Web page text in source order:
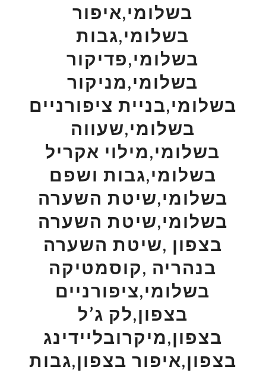
בשלומי,איפור
בשלומי,גבות
בשלומי,פדיקור
בשלומי,מניקור
בשלומי,בניית ציפורניים
בשלומי,שעווה
בשלומי,מילוי אקריל
בשלומי,גבות ושפם
בשלומי,שיטת השערה
בשלומי,שיטת השערה
בצפון ,שיטת השערה
בנהריה ,קוסמטיקה
בשלומי,ציפורניים
בצפון,לק ג’ל
בצפון,מיקרובליידינג
בצפון,איפור בצפון,גבות